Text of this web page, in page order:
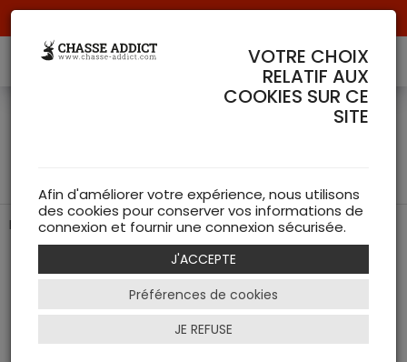
Bar)
La solution idéale pour monter une lunette de tir
VOTRE CHOIX
RELATIF AUX
COOKIES SUR CE
SITE
Afin d'améliorer votre expérience, nous utilisons
des cookies pour conserver vos informations de
connexion et fournir une connexion sécurisée.
J'ACCEPTE
Préférences de cookies
JE REFUSE